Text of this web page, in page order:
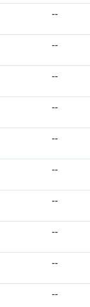
--
--
--
--
--
--
--
--
--
--